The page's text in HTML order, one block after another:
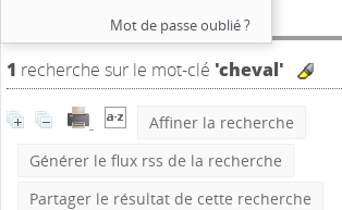
Résultat de la recherche
1 recherche sur le mot-clé 'cheval'
Affiner la recherche
Générer le flux rss de la recherche
Partager le résultat de cette recherche
Mot de passe oublié ?